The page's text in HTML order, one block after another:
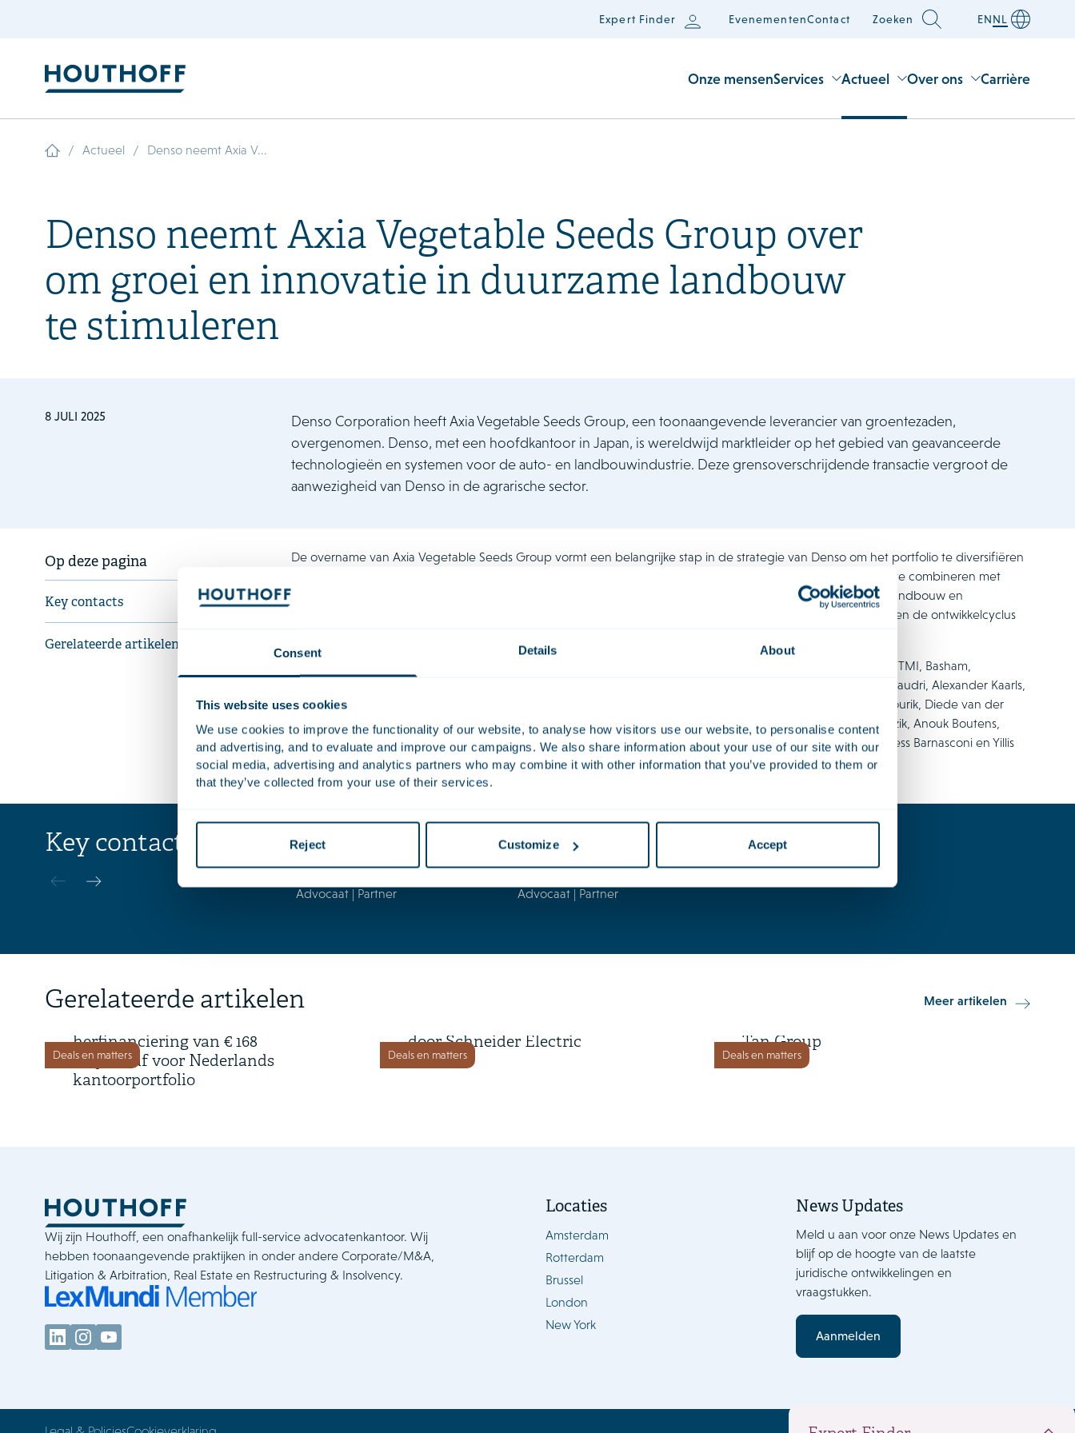
Consent Details About
This website uses cookies
We use cookies to improve the functionality of our website, to analyse how visitors use our website, to personalise content
and advertising, and to evaluate and improve our campaigns. We also share information about your use of our site with our
social media, advertising and analytics partners who may combine it with other information that you’ve provided to them or
that they’ve collected from your use of their services.
Reject Customize Accept
Expert Finder EvenementenContact Zoeken ENNL
Onze mensenServices Actueel Over ons Carrière
/ Actueel / Denso neemt Axia V...
Denso neemt Axia Vegetable Seeds Group over
om groei en innovatie in duurzame landbouw
te stimuleren
8 JULI 2025
Denso Corporation heeft Axia Vegetable Seeds Group, een toonaangevende leverancier van groentezaden,
overgenomen. Denso, met een hoofdkantoor in Japan, is wereldwijd marktleider op het gebied van geavanceerde
technologieën en systemen voor de auto- en landbouwindustrie. Deze grensoverschrijdende transactie vergroot de
aanwezigheid van Denso in de agrarische sector.
Op deze pagina
Key contacts
Gerelateerde artikelen
De overname van Axia Vegetable Seeds Group vormt een belangrijke stap in de strategie van Denso om het portfolio te diversifiëren
en de groei in de agrifoodsector te versnellen. Denso en Axia gaan samenwerken om industriële technologie te combineren met
zaadontwikkeling, met als doel hoogwaardige zaden te produceren die geschikt zijn voor geautomatiseerde landbouw en
klimaatadaptatie. Door gebruik te maken van Denso’s beeldherkenning en AI-technologieën willen de bedrijven de ontwikkelcyclus
Houthoff adviseerde Denso bij de overname van Axia Vegetable Seeds Group en werkte hiervoor samen met TMI, Basham,
Hergüner, Across Legal en GOP. Het Houthoff-team dat bij deze transactie betrokken was, bestond uit Bram Caudri, Alexander Kaarls,
Djotika Bissessur, Aniek van de Graaf, Kateh Hagen, Paul de Vries, Noah Graves, Sabine Gerlofs, Jeroen van Mourik, Diede van der
Voort, Arno Boessenkool, Frank Mattheijer, Gerrit Oosterhuis, Felix Geerebaert, Antonia Vegt, Greetje van Heezik, Anouk Boutens,
Anton Kooij, Felix Kelder, Fleur Tuinzing, Lucy de Graaf, Marco Moeskops, Thomas de Weerd, Marije Verweij, Tess Barnasconi en Yillis
Smit.
Key contacts
Bram
Caudri
Advocaat | Partner
Alexander
Kaarls
Advocaat | Partner
Gerelateerde artikelen Meer artikelen
Deals en matters
16 juli 2026
herfinanciering van € 168
miljoen af voor Nederlands
kantoorportfolio
Deals en matters
door Schneider Electric
Deals en matters
Tan Group
Wij zijn Houthoff, een onafhankelijk full-service advocatenkantoor. Wij
hebben toonaangevende praktijken in onder andere Corporate/M&A,
Litigation & Arbitration, Real Estate en Restructuring & Insolvency.
Locaties
Amsterdam
Rotterdam
Brussel
London
New York
News Updates
Meld u aan voor onze News Updates en
blijf op de hoogte van de laatste
juridische ontwikkelingen en
vraagstukken.
Aanmelden